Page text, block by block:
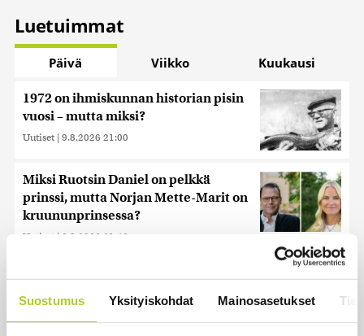
Suostumus Yksityiskohdat Mainosasetukset
Luetuimmat
Päivä Viikko Kuukausi
1972 on ihmiskunnan historian pisin
vuosi – mutta miksi?
Uutiset | 9.8.2026 21:00
Miksi Ruotsin Daniel on pelkkä
prinssi, mutta Norjan Mette-Marit on
kruununprinsessa?
Uutiset | 3.8.2026 21:46
ykkönen